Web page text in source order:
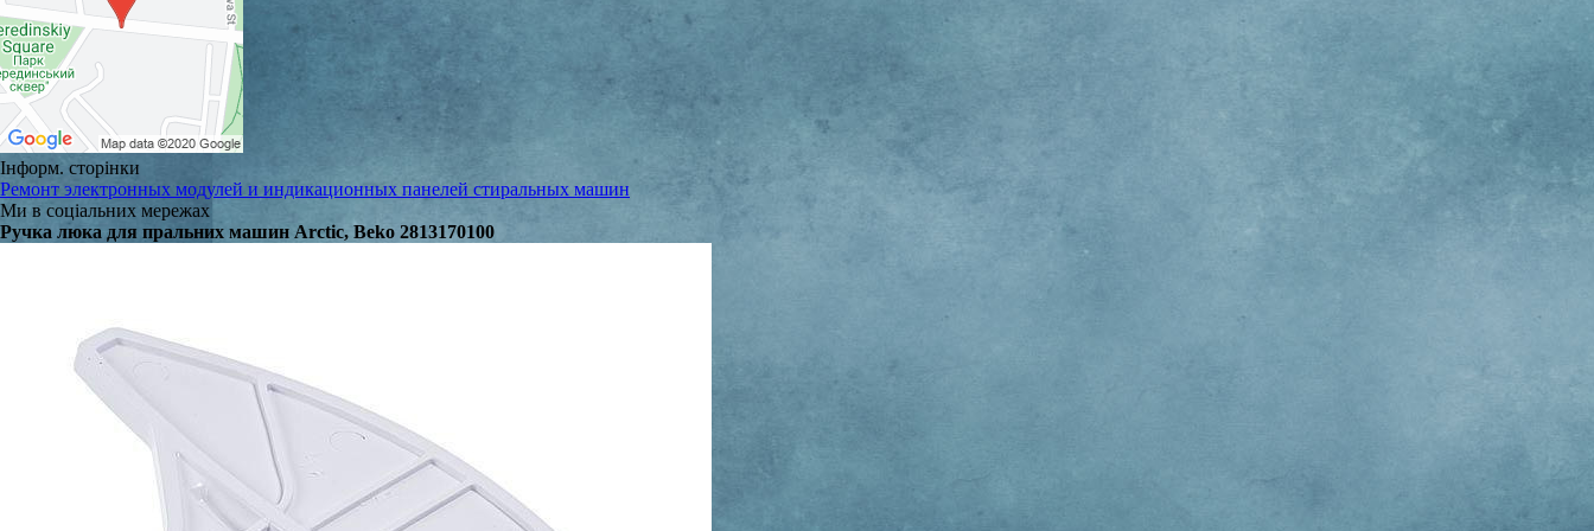
Інформ. сторінки
Ремонт электронных модулей и индикационных панелей стиральных машин
Ми в соціальних мережах
Ручка люка для пральних машин Arctic, Beko 2813170100